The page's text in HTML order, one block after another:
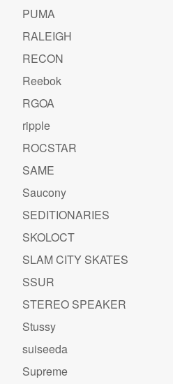
PUMA
RALEIGH
RECON
Reebok
RGOA
ripple
ROCSTAR
SAME
Saucony
SEDITIONARIES
SKOLOCT
SLAM CITY SKATES
SSUR
STEREO SPEAKER
Stussy
suiseeda
Supreme